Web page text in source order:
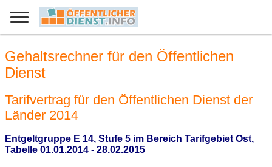
Gehaltsrechner für den Öffentlichen
Dienst
Tarifvertrag für den Öffentlichen Dienst der
Länder 2014
Entgeltgruppe E 14, Stufe 5 im Bereich Tarifgebiet Ost,
Tabelle 01.01.2014 - 28.02.2015